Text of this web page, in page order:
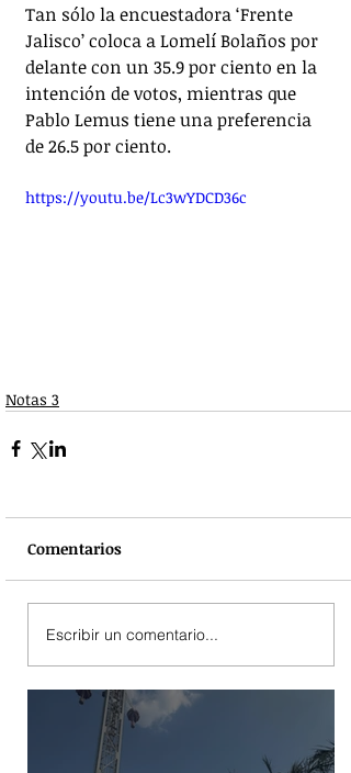
Tan sólo la encuestadora ‘Frente
Jalisco’ coloca a Lomelí Bolaños por
delante con un 35.9 por ciento en la
intención de votos, mientras que
Pablo Lemus tiene una preferencia
de 26.5 por ciento.
https://youtu.be/Lc3wYDCD36c
Notas 3
Comentarios
Escribir un comentario...